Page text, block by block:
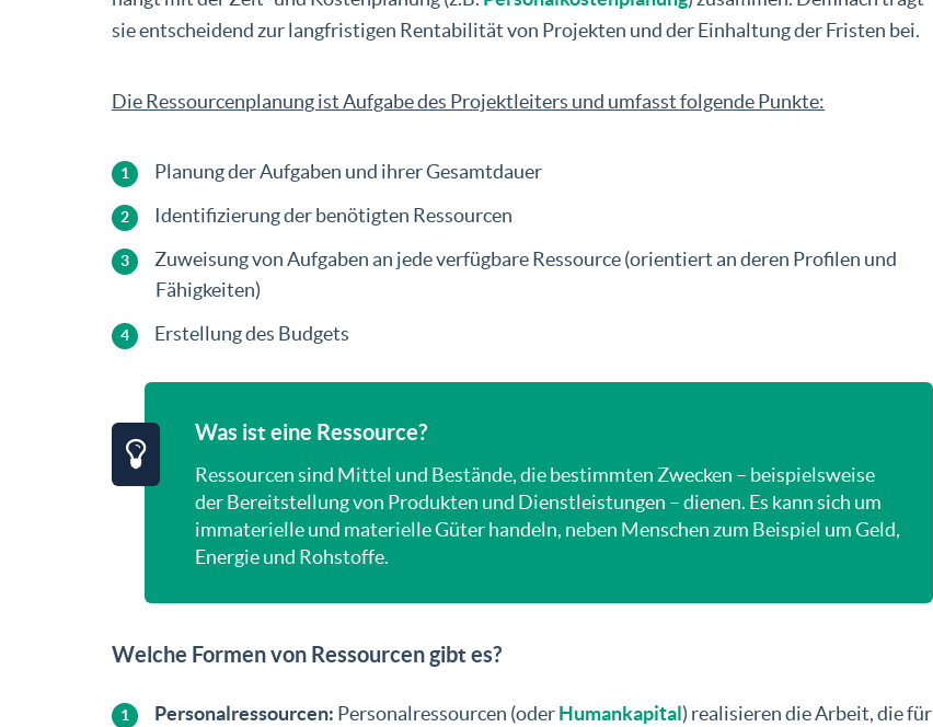
sie entscheidend zur langfristigen Rentabilität von Projekten und der Einhaltung der Fristen bei.
Die Ressourcenplanung ist Aufgabe des Projektleiters und umfasst folgende Punkte:
Planung der Aufgaben und ihrer Gesamtdauer
Identifizierung der benötigten Ressourcen
Zuweisung von Aufgaben an jede verfügbare Ressource (orientiert an deren Profilen und
Fähigkeiten)
Erstellung des Budgets
Was ist eine Ressource?
Ressourcen sind Mittel und Bestände, die bestimmten Zwecken – beispielsweise
der Bereitstellung von Produkten und Dienstleistungen – dienen. Es kann sich um
immaterielle und materielle Güter handeln, neben Menschen zum Beispiel um Geld,
Energie und Rohstoffe.
Welche Formen von Ressourcen gibt es?
Personalressourcen: Personalressourcen (oderHumankapital) realisieren die Arbeit, die für